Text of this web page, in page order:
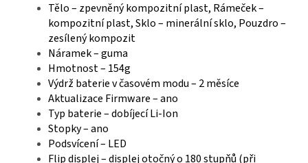
Tělo – zpevněný kompozitní plast, Rámeček –
kompozitní plast, Sklo – minerální sklo, Pouzdro –
zesílený kompozit
Náramek – guma
Hmotnost – 154g
Výdrž baterie v časovém modu – 2 měsíce
Aktualizace Firmware – ano
Typ baterie – dobíjecí Li-Ion
Stopky – ano
Podsvícení – LED
Flip displej – displej otočný o 180 stupňů (při